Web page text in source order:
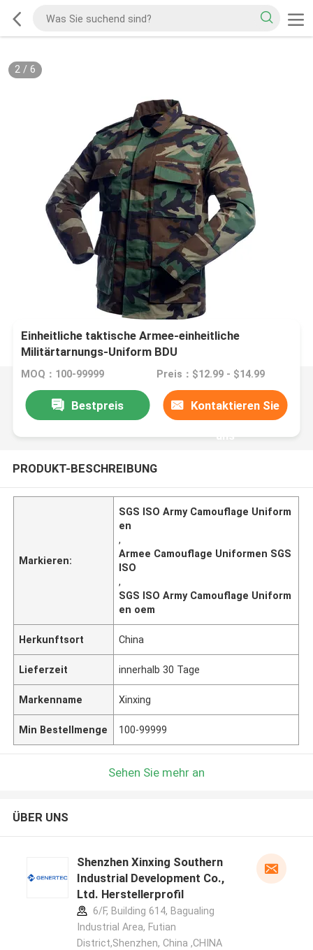
2/ 6
Einheitliche taktische Armee-einheitliche
Militärtarnungs-Uniform BDU
MOQ：100-99999 Preis：$12.99 - $14.99
Bestpreis Kontaktieren Sie
uns
PRODUKT-BESCHREIBUNG
Markieren:
SGS ISO Army Camouflage Uniform
en
,
Armee Camouflage Uniformen SGS
ISO
,
SGS ISO Army Camouflage Uniform
en oem
Herkunftsort China
Lieferzeit innerhalb 30 Tage
Markenname Xinxing
Min Bestellmenge 100-99999
Sehen Sie mehr an
ÜBER UNS
Shenzhen Xinxing Southern
Industrial Development Co.,
Ltd. Herstellerprofil
6/F, Building 614, Bagualing
Industrial Area, Futian
District,Shenzhen, China ,CHINA